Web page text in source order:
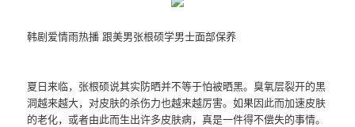
韩剧爱情雨热播 跟美男张根硕学男士面部保养
夏日来临，张根硕说其实防晒并不等于怕被晒黑。臭氧层裂开的黑
洞越来越大，对皮肤的杀伤力也越来越厉害。如果因此而加速皮肤
的老化，或者由此而生出许多皮肤病，真是一件得不偿失的事情。